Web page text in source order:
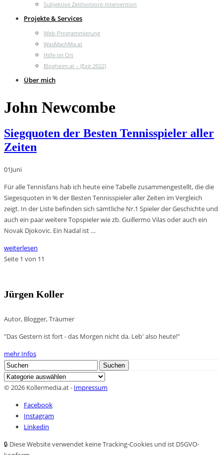
Subjektive Zeithorizont-Intervention
Projekte & Services
Web-Programmierung
WasMachMa.at
Hilfe im Ort
Blogheim.at – (Exit 2022)
Über mich
John Newcombe
Siegquoten der Besten Tennisspieler aller
Zeiten
01Juni
Für alle Tennisfans hab ich heute eine Tabelle zusammengestellt, die die
Siegesquoten in % der Besten Tennisspieler aller Zeiten im Vergleich
zeigt. In der Liste befinden sich sämtliche Nr.1 Spieler der Geschichte und
auch ein paar weitere Topspieler wie zb. Guillermo Vilas oder auch ein
Novak Djokovic. Ein Nadal ist …
weiterlesen
Seite 1 von 11
Jürgen Koller
Autor, Blogger, Träumer
"Das Gestern ist fort - das Morgen nicht da. Leb' also heute!"
mehr Infos
Search
for:
Suchen
Kategorien
© 2026 Kollermedia.at - Impressum
Facebook
Instagram
Linkedin
🔒 Diese Website verwendet keine Tracking-Cookies und ist DSGVO-